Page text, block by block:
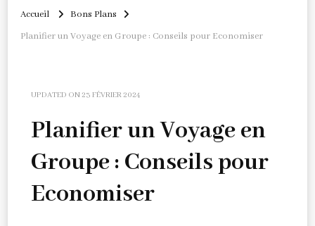
Accueil
Bons Plans
Planifier un Voyage en Groupe : Conseils pour Economiser
UPDATED ON23 FÉVRIER 2024
Planifier un Voyage en
Groupe : Conseils pour
Economiser